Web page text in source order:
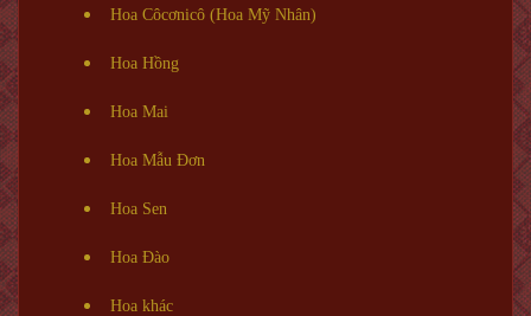
Hoa Côcơnicô (Hoa Mỹ Nhân)
Hoa Hồng
Hoa Mai
Hoa Mẫu Đơn
Hoa Sen
Hoa Đào
Hoa khác